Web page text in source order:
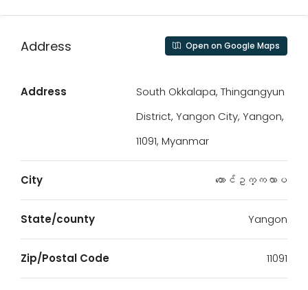
Address Open on Google Maps
Address
South Okkalapa, Thingangyun
District, Yangon City, Yangon,
11091, Myanmar
City တောင်ဥက္ကလာပ
State/county Yangon
Zip/Postal Code 11091